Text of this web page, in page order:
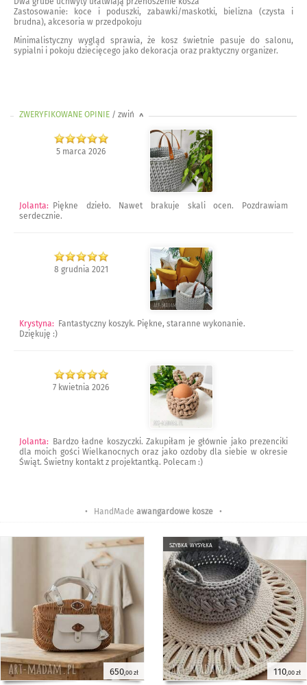
Zastosowanie: koce i poduszki, zabawki/maskotki, bielizna (czysta i
brudna), akcesoria w przedpokoju
Minimalistyczny wygląd sprawia, że kosz świetnie pasuje do salonu,
sypialni i pokoju dziecięcego jako dekoracja oraz praktyczny organizer.
ZWERYFIKOWANE OPINIE / zwiń >
5 marca 2026
Jolanta:
Piękne dzieło. Nawet brakuje skali ocen. Pozdrawiam
serdecznie.
8 grudnia 2021
Krystyna:
Fantastyczny koszyk. Piękne, staranne wykonanie.
Dziękuję :)
7 kwietnia 2026
Jolanta:
Bardzo ładne koszyczki. Zakupiłam je głównie jako prezenciki
dla moich gości Wielkanocnych oraz jako ozdoby dla siebie w okresie
Świąt. Świetny kontakt z projektantką. Polecam :)
• HandMade awangardowe kosze •
650,00 zł
szybka wysyłka
110,00 zł